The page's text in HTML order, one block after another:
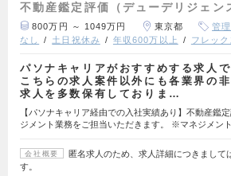
不動産鑑定評価（デューデリジェン
800万円 ～ 1049万円 東京都 管
なし
土日祝休み 年収600万以上 フレッ
パソナキャリアがおすすめする求人で
こちらの求人案件以外にも各業界の
求人を多数保有しておりま…
【パソナキャリア経由での入社実績あり】不動産鑑
ジメント業務をご担当いただきます。 ※マネジメン
会社概要
匿名求人のため、求人詳細につきまして
す。